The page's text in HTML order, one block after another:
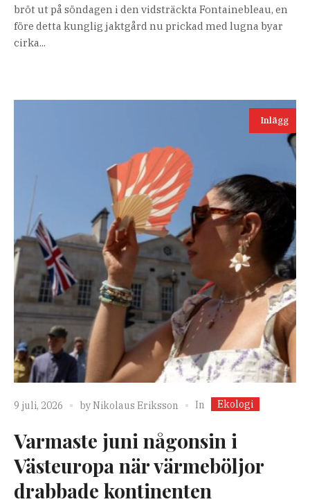
bröt ut på söndagen i den vidsträckta Fontainebleau, en
före detta kunglig jaktgård nu prickad med lugna byar
cirka...
Inlägg
9 juli, 2026 byNikolaus Eriksson In Ekologi
Varmaste juni någonsin i
Västeuropa när värmeböljor
drabbade kontinenten